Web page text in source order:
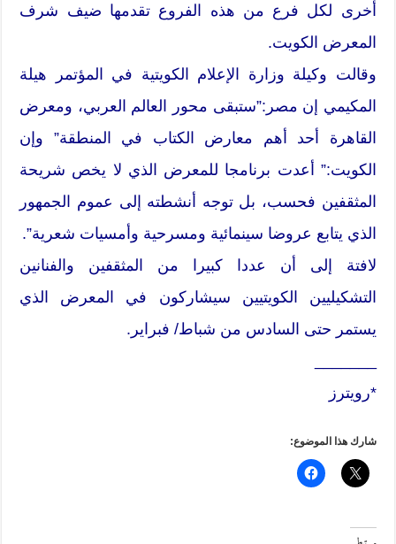
أخرى لكل فرع من هذه الفروع تقدمها ضيف شرف
المعرض الكويت.
وقالت وكيلة وزارة الإعلام الكويتية في المؤتمر هيلة
المكيمي إن مصر:”ستبقى محور العالم العربي، ومعرض
القاهرة أحد أهم معارض الكتاب في المنطقة” وإن
الكويت:” أعدت برنامجا للمعرض الذي لا يخص شريحة
المثقفين فحسب، بل توجه أنشطته إلى عموم الجمهور
الذي يتابع عروضا سينمائية ومسرحية وأمسيات شعرية”.
لافتة إلى أن عددا كبيرا من المثقفين والفنانين
التشكيليين الكويتيين سيشاركون في المعرض الذي
يستمر حتى السادس من شباط/ فبراير.
*رويترز
شارك هذا الموضوع: